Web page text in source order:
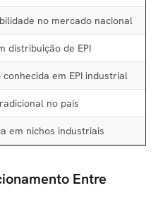
no mercado nacional
distribuição de EPI
conhecida em EPI industrial
no país
em nichos industriais
Entre